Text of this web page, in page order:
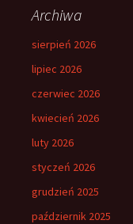
Archiwa
sierpień 2026
lipiec 2026
czerwiec 2026
kwiecień 2026
luty 2026
styczeń 2026
grudzień 2025
październik 2025